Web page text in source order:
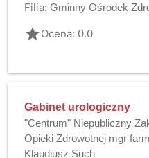
Filia: Gminny Ośrodek
gradeOcena: 0.0
Gabinet urologiczny
"Centrum" Niepubliczny
Opieki Zdrowotnej mgr
Klaudiusz Such